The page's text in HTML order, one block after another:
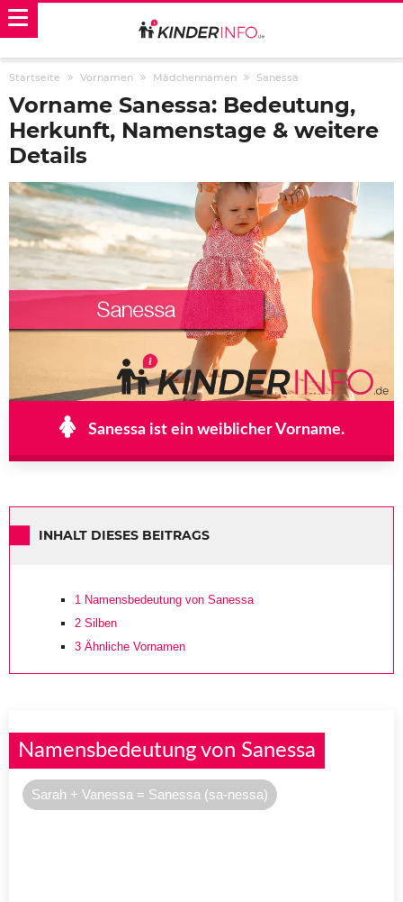
Startseite Vornamen Mädchennamen Sanessa
Vorname Sanessa: Bedeutung,
Herkunft, Namenstage & weitere
Details
Sanessa ist ein weiblicher Vorname.
INHALT DIESES BEITRAGS
1 Namensbedeutung von Sanessa
2 Silben
3 Ähnliche Vornamen
Namensbedeutung von Sanessa
Sarah + Vanessa = Sanessa (sa-nessa)